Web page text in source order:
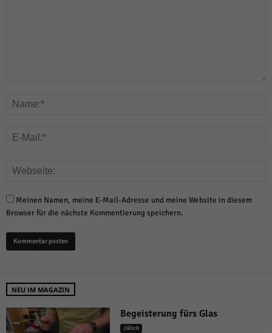
Meinen Namen, meine E-Mail-Adresse und meine Website in diesem
Browser für die nächste Kommentierung speichern.
NEU IM MAGAZIN
Begeisterung fürs Glas
Jülich